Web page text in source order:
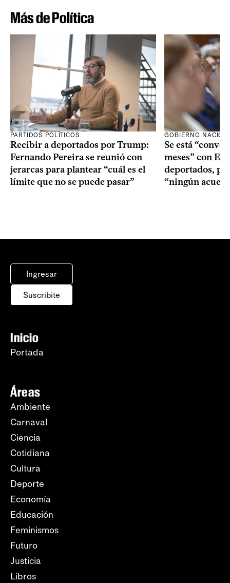
Más de Política
PARTIDOS POLÍTICOS
Recibir a deportados por Trump:
Fernando Pereira se reunió con
jerarcas para plantear “cuál es el
límite que no se puede pasar”
GOBIERNO
Se está
meses” con
deportados,
“ningún
Ingresar
Suscribite
Inicio
Portada
Áreas
Ambiente
Carnaval
Ciencia
Cotidiana
Cultura
Deporte
Economía
Educación
Feminismos
Futuro
Justicia
Libros